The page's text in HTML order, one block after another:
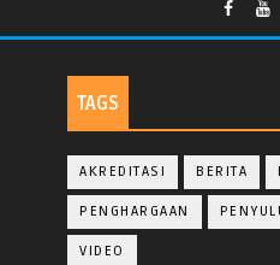
TAGS
AKREDITASI BERITA
PENGHARGAAN
VIDEO